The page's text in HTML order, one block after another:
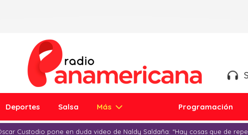
Deportes Salsa Más Programación
Custodio pone en duda video de Naldy Saldaña: “Hay cosas que de